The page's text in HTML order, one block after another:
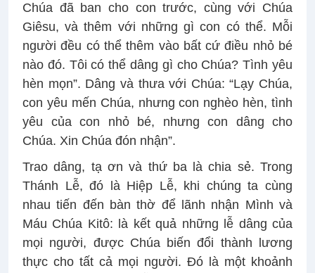
Chúa đã ban cho con trước, cùng với Chúa
Giêsu, và thêm với những gì con có thể. Mỗi
người đều có thể thêm vào bất cứ điều nhỏ bé
nào đó. Tôi có thể dâng gì cho Chúa? Tình yêu
hèn mọn”. Dâng và thưa với Chúa: “Lạy Chúa,
con yêu mến Chúa, nhưng con nghèo hèn, tình
yêu của con nhỏ bé, nhưng con dâng cho
Chúa. Xin Chúa đón nhận”.
Trao dâng, tạ ơn và thứ ba là chia sẻ. Trong
Thánh Lễ, đó là Hiệp Lễ, khi chúng ta cùng
nhau tiến đến bàn thờ để lãnh nhận Mình và
Máu Chúa Kitô: là kết quả những lễ dâng của
mọi người, được Chúa biến đổi thành lương
thực cho tất cả mọi người. Đó là một khoảnh